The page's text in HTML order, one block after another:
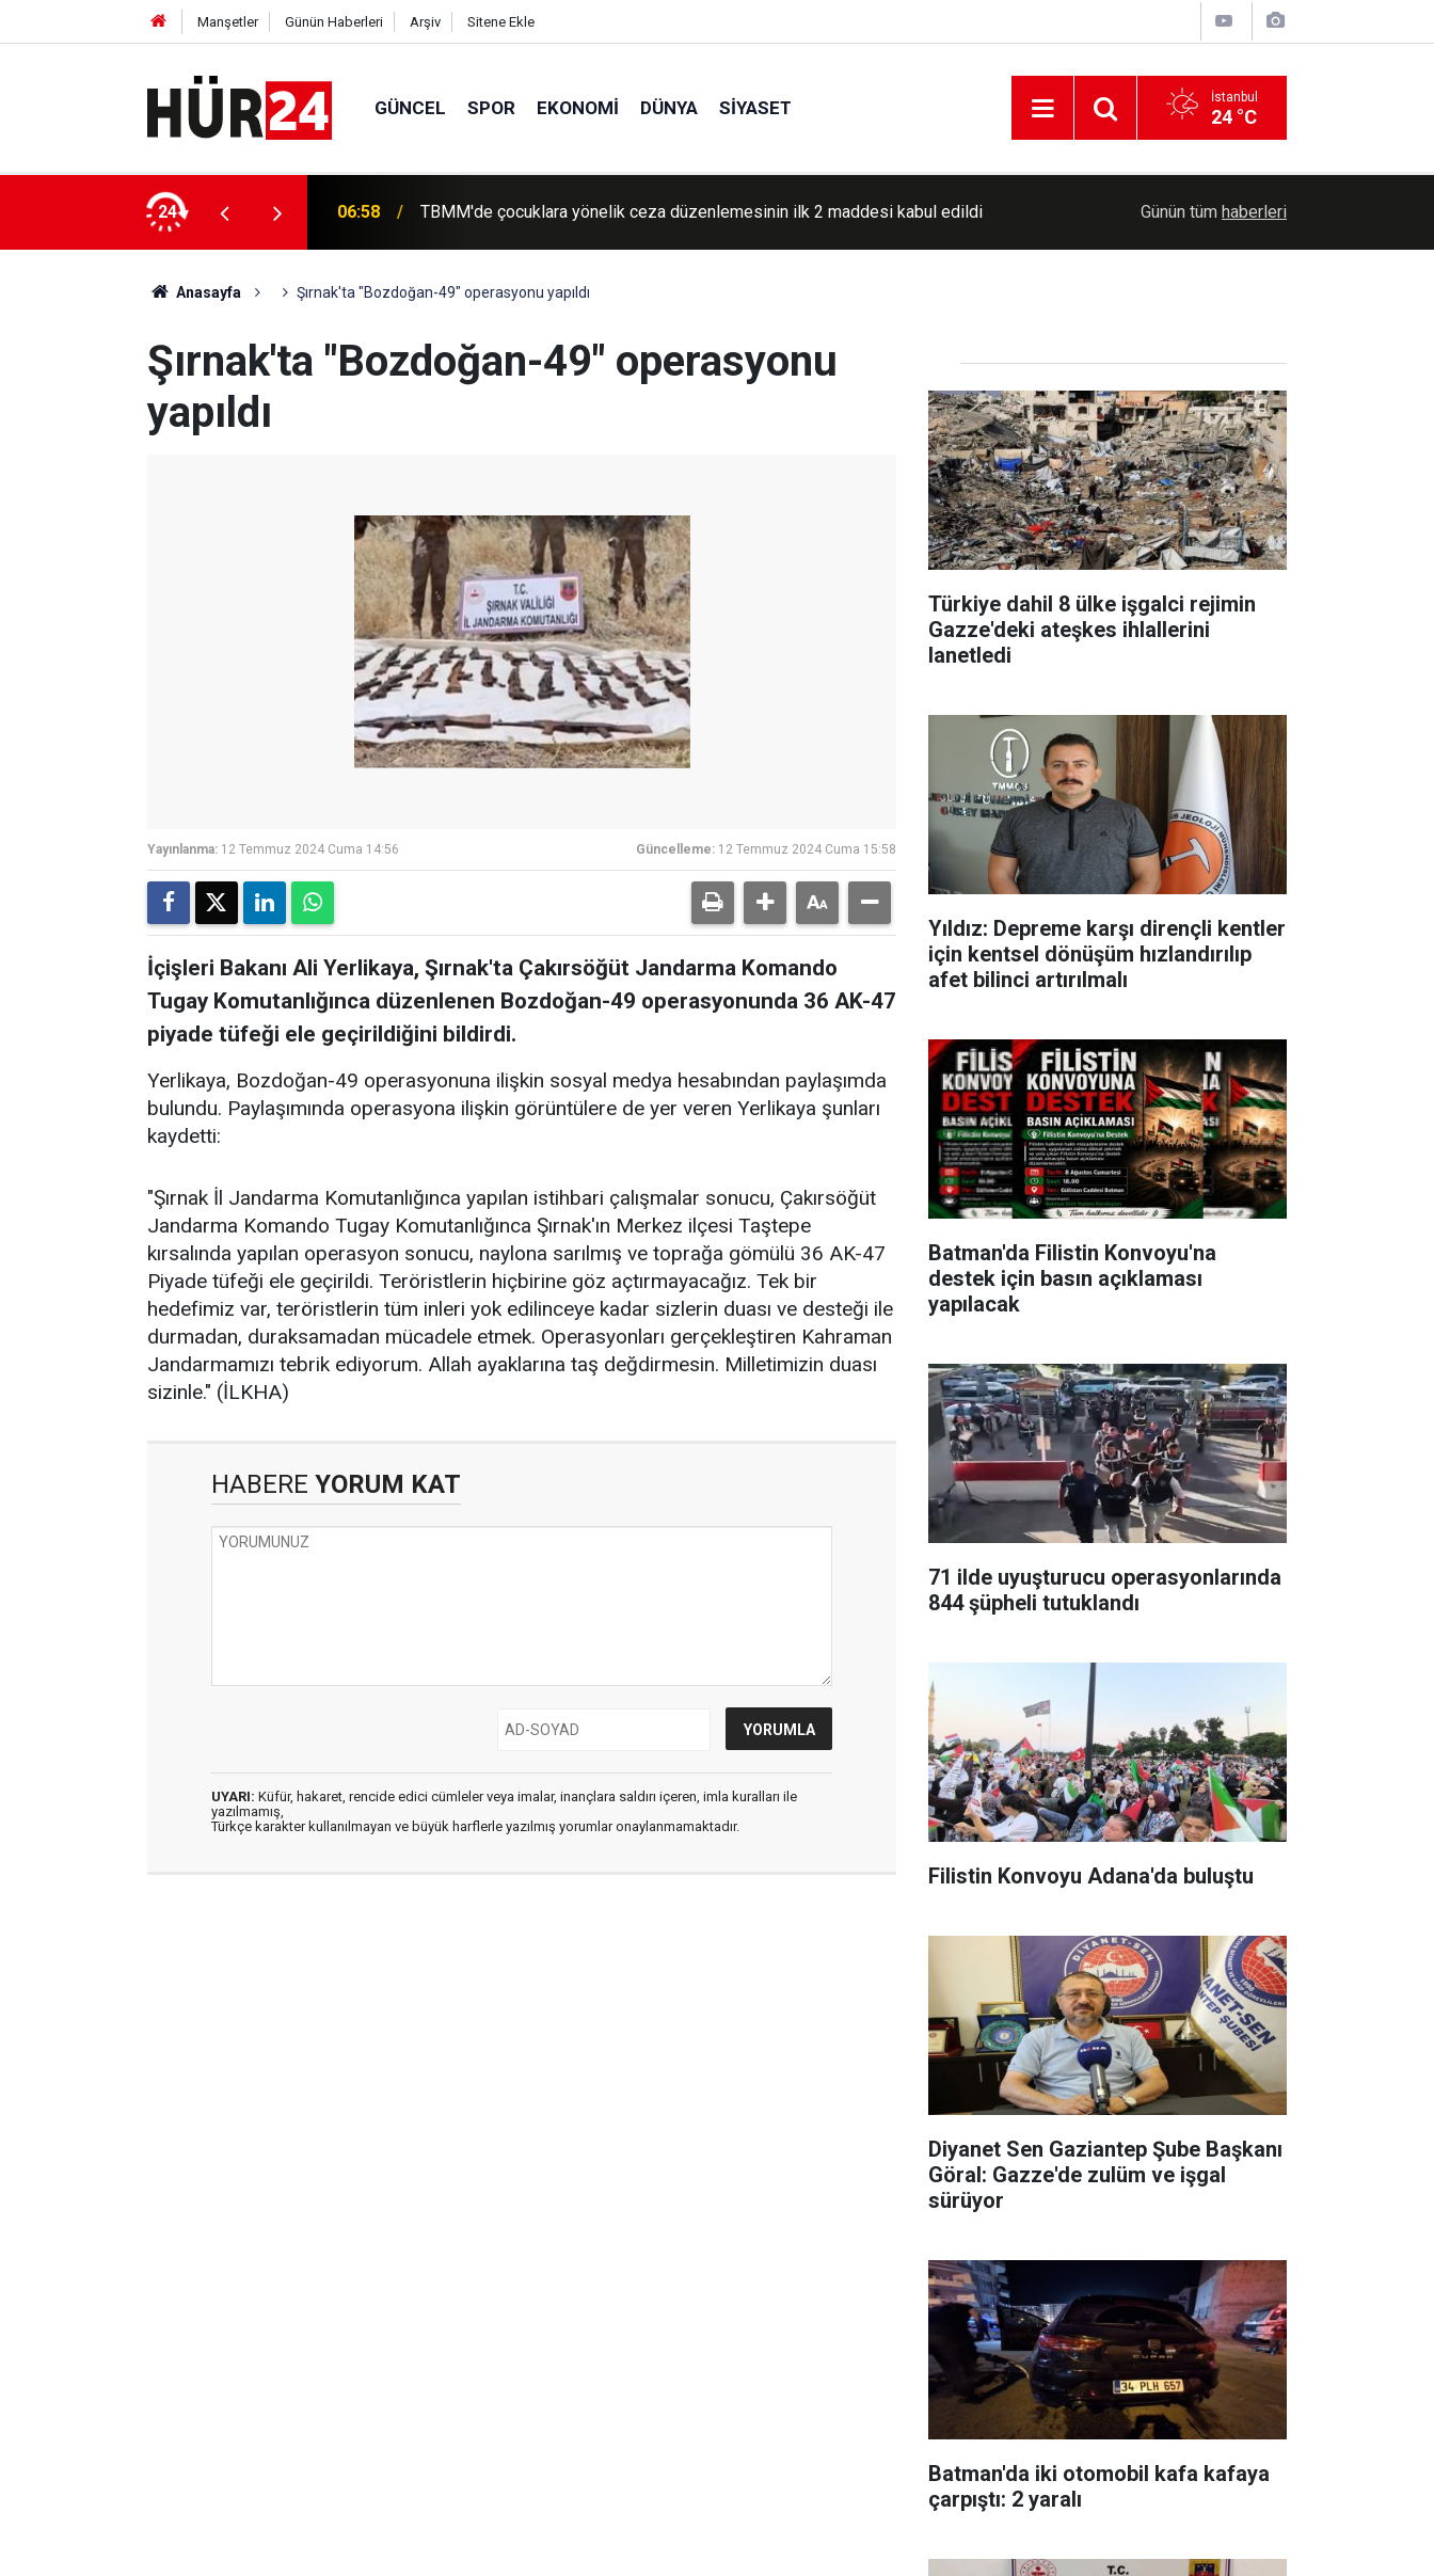
Manşetler Günün Haberleri Arşiv Sitene Ekle
GÜNCEL SPOR EKONOMI DÜNYA SIYASET İstanbul
24 °C
24
ilk 2 maddesi kabul edildi 06:39 ABD'nin silah stokları tartışması büyüyor: Trump sızıntılara öfkeli
imzalayacak
Günün tüm haberleri
Anasayfa Şırnak'ta "Bozdoğan-49" operasyonu yapıldı
Şırnak'ta "Bozdoğan-49" operasyonu
yapıldı
Yayınlanma: 12 Temmuz 2024 Cuma 14:56 Güncelleme: 12 Temmuz 2024 Cuma 15:58
İçişleri Bakanı Ali Yerlikaya, Şırnak'ta Çakırsöğüt Jandarma Komando
Tugay Komutanlığınca düzenlenen Bozdoğan-49 operasyonunda 36 AK-47
piyade tüfeği ele geçirildiğini bildirdi.
Yerlikaya, Bozdoğan-49 operasyonuna ilişkin sosyal medya hesabından paylaşımda
bulundu. Paylaşımında operasyona ilişkin görüntülere de yer veren Yerlikaya şunları
kaydetti:
"Şırnak İl Jandarma Komutanlığınca yapılan istihbari çalışmalar sonucu, Çakırsöğüt
Jandarma Komando Tugay Komutanlığınca Şırnak'ın Merkez ilçesi Taştepe
kırsalında yapılan operasyon sonucu, naylona sarılmış ve toprağa gömülü 36 AK-47
Piyade tüfeği ele geçirildi. Teröristlerin hiçbirine göz açtırmayacağız. Tek bir
hedefimiz var, teröristlerin tüm inleri yok edilinceye kadar sizlerin duası ve desteği ile
durmadan, duraksamadan mücadele etmek. Operasyonları gerçekleştiren Kahraman
Jandarmamızı tebrik ediyorum. Allah ayaklarına taş değdirmesin. Milletimizin duası
sizinle." (İLKHA)
HABERE YORUM KAT
UYARI: Küfür, hakaret, rencide edici cümleler veya imalar, inançlara saldırı içeren, imla kuralları ile
yazılmamış,
Türkçe karakter kullanılmayan ve büyük harflerle yazılmış yorumlar onaylanmamaktadır.
Türkiye dahil 8 ülke işgalci rejimin
Gazze'deki ateşkes ihlallerini
lanetledi
Yıldız: Depreme karşı dirençli kentler
için kentsel dönüşüm hızlandırılıp
afet bilinci artırılmalı
Batman'da Filistin Konvoyu'na
destek için basın açıklaması
yapılacak
71 ilde uyuşturucu operasyonlarında
844 şüpheli tutuklandı
Filistin Konvoyu Adana'da buluştu
Diyanet Sen Gaziantep Şube Başkanı
Göral: Gazze'de zulüm ve işgal
sürüyor
Batman'da iki otomobil kafa kafaya
çarpıştı: 2 yaralı